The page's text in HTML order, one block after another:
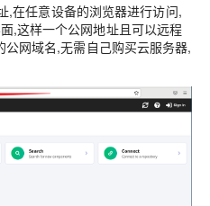
,在任意设备的浏览器进行访问,
,这样一个公网地址且可以远程
网域名,无需自己购买云服务器,